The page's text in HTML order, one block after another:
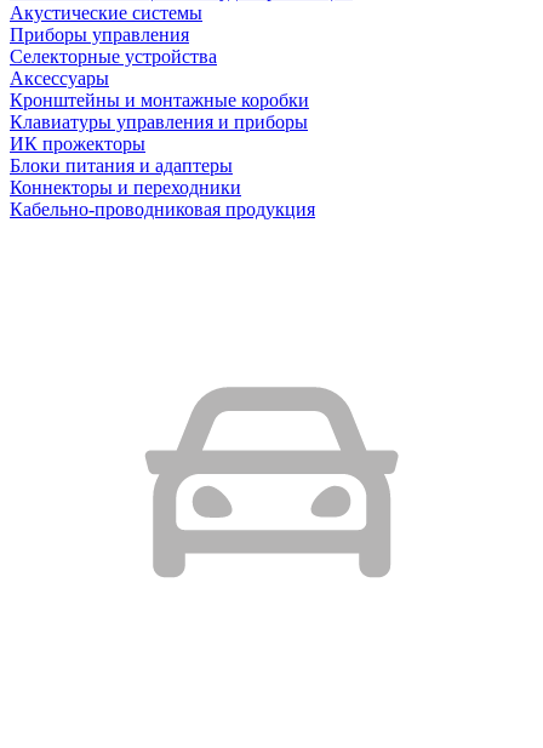
Акустические системы
Приборы управления
Селекторные устройства
Аксессуары
Кронштейны и монтажные коробки
Клавиатуры управления и приборы
ИК прожекторы
Блоки питания и адаптеры
Коннекторы и переходники
Кабельно-проводниковая продукция